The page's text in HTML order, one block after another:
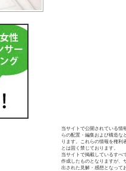
当サイトで公開されている情
らの配置・編集および構造な
ります。これらの情報を権利
とは固く禁じております。
当サイトで掲載しているすべ
作成したものとなりますが、
出された見解・感想となって